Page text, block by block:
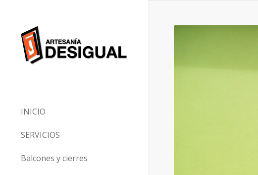
INICIO
SERVICIOS
Balcones y cierres